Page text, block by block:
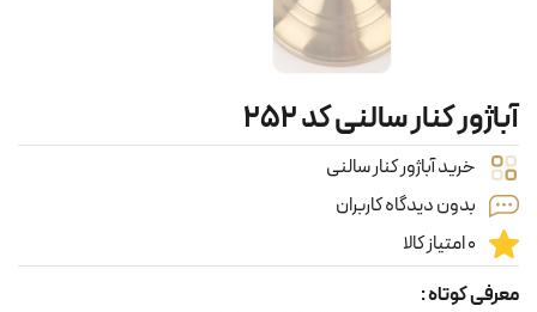
آباژور کنار سالنی کد ۲۵۲
خرید آباژور کنار سالنی
بدون دیدگاه کاربران
0 امتیاز کالا
معرفی کوتاه :